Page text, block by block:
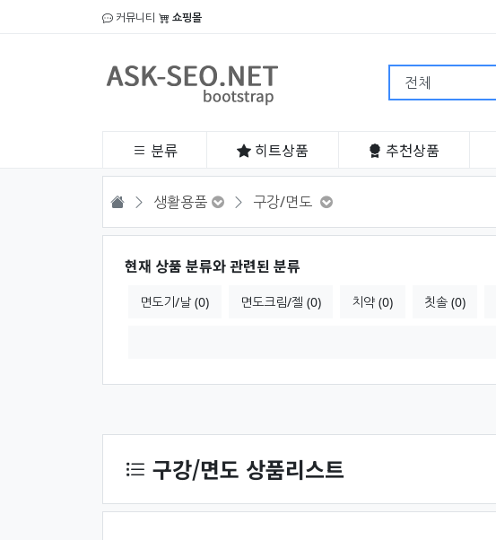
커뮤니티 쇼핑몰
분류 히트상품 추천상품
HOME 생활용품 구강/면도
현재 상품 분류와 관련된 분류
면도기/날 (0) 면도크림/젤 (0) 치약 (0) 칫솔 (0)
구강/면도 상품리스트